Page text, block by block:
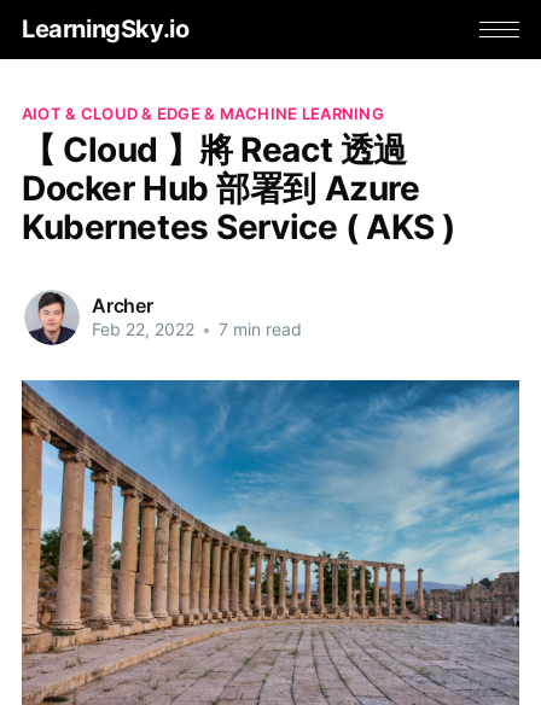
LearningSky.io
AIOT & CLOUD & EDGE & MACHINE LEARNING
【 Cloud 】將 React 透過
Docker Hub 部署到 Azure
Kubernetes Service ( AKS )
Archer
Feb 22, 2022 • 7 min read